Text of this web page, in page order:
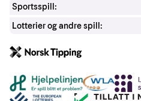
Sportsspill:
Lotterier og andre spill:
Andre lenker